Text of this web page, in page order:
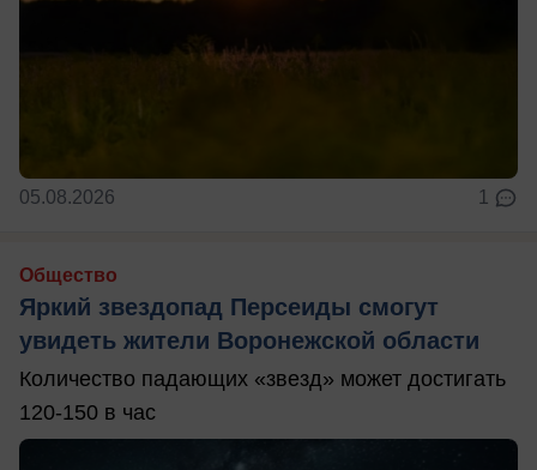
05.08.2026 1
Общество
Яркий звездопад Персеиды смогут
увидеть жители Воронежской области
Количество падающих «звезд» может достигать
120-150 в час